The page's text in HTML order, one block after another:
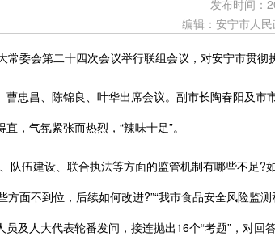
发布时间：
编辑：安宁市人
会第二十四次会议举行联组会议，对安宁市贯彻
昌、陈锦良、叶华出席会议。副市长陶春阳及市
，气氛紧张而热烈，“辣味十足”。
伍建设、联合执法等方面的监管机制有哪些不足?
方面不到位，后续如何改进?”“我市食品安全风险
及人大代表轮番发问，接连抛出16个“考题”，对